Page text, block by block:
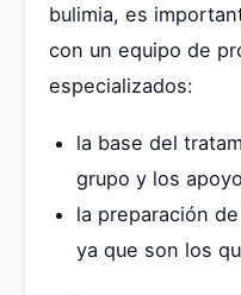
bulimia, es
con un equipo de
especializados:
la base del
grupo y los
la preparación
ya que son los